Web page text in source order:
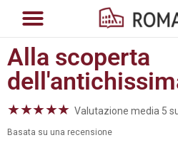
Alla scoperta
★★★★★ Valutazione media 5
Basata su una recensione